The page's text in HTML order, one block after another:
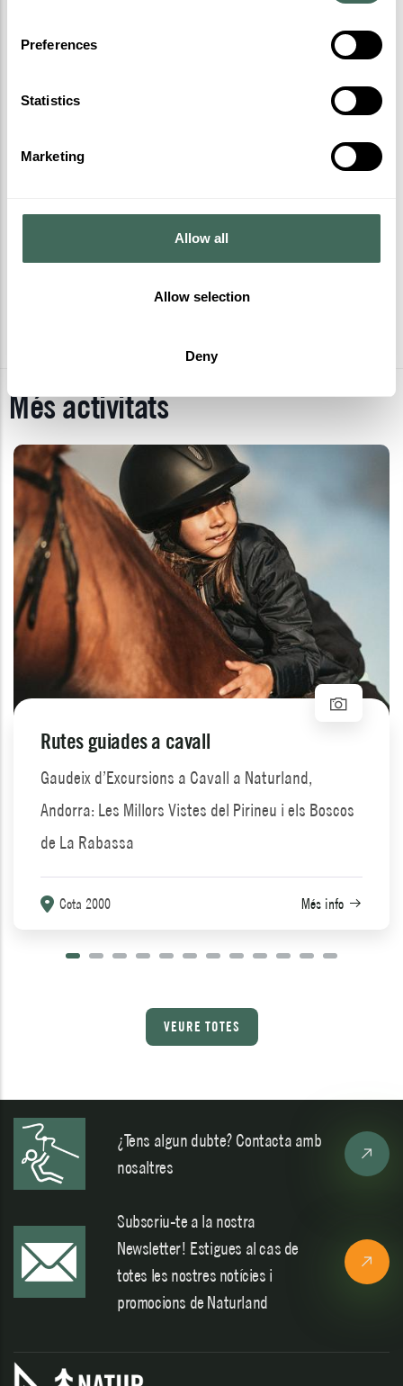
Preferences
Statistics
Marketing
Allow all
Allow selection
Deny
Més activitats
Rutes guiades a cavall
Gaudeix d’Excursions a Cavall a Naturland,
Andorra: Les Millors Vistes del Pirineu i els Boscos
de La Rabassa
Cota 2000 Més info
VEURE TOTES
¿Tens algun dubte? Contacta amb
nosaltres
Subscriu-te a la nostra
Newsletter! Estigues al cas de
totes les nostres notícies i
promocions de Naturland